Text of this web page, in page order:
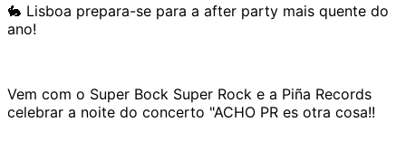
🐇 Lisboa prepara-se para a after party mais quente do
ano!
Vem com o Super Bock Super Rock e a Piña Records
celebrar a noite do concerto "ACHO PR es otra cosa!!